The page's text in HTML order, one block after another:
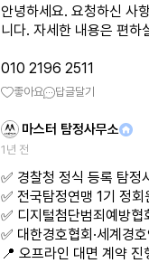
안녕하세요. 요청하신 사
니다. 자세한 내용은 편하
010 2196 2511
좋아요 답글달기
마스터 탐정사무소
1년 전
✅ 경찰청 정식 등록 탐정
✅ 전국탐정연맹 1기 정회
✅ 디지털첨단범죄예방협
✅ 대한경호협회·세계경
📍 오프라인 대면 계약 진